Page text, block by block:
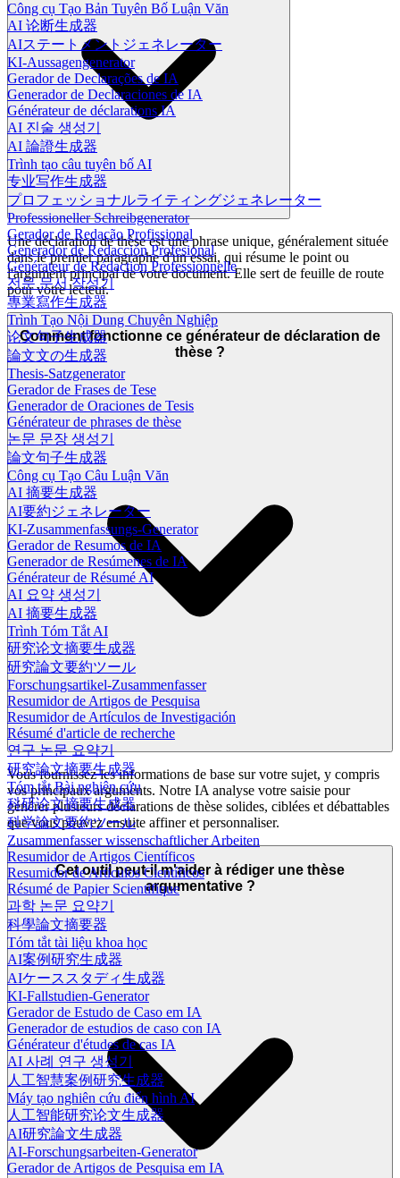
Công cụ Tạo Bản Tuyên Bố Luận Văn
AI 论断生成器
AIステートメントジェネレーター
KI-Aussagengenerator
Gerador de Declarações de IA
Generador de Declaraciones de IA
Générateur de déclarations IA
AI 진술 생성기
AI 論證生成器
Trình tạo câu tuyên bố AI
专业写作生成器
プロフェッショナルライティングジェネレーター
Professioneller Schreibgenerator
Gerador de Redação Profissional
Generador de Redacción Profesional
Générateur de Rédaction Professionnelle
전문 문서 작성기
專業寫作生成器
Trình Tạo Nội Dung Chuyên Nghiệp
论文句子生成器
論文文の生成器
Thesis-Satzgenerator
Gerador de Frases de Tese
Generador de Oraciones de Tesis
Générateur de phrases de thèse
논문 문장 생성기
論文句子生成器
Công cụ Tạo Câu Luận Văn
AI 摘要生成器
AI要約ジェネレーター
KI-Zusammenfassungs-Generator
Gerador de Resumos de IA
Generador de Resúmenes de IA
Générateur de Résumé AI
AI 요약 생성기
AI 摘要生成器
Trình Tóm Tắt AI
研究论文摘要生成器
研究論文要約ツール
Forschungsartikel-Zusammenfasser
Resumidor de Artigos de Pesquisa
Resumidor de Artículos de Investigación
Résumé d'article de recherche
연구 논문 요약기
研究論文摘要生成器
Tóm tắt Bài nghiên cứu
科研论文摘要生成器
科学論文要約ツール
Zusammenfasser wissenschaftlicher Arbeiten
Resumidor de Artigos Científicos
Resumidor de Artículos Científicos
Résumé de Papier Scientifique
과학 논문 요약기
科學論文摘要器
Tóm tắt tài liệu khoa học
AI案例研究生成器
AIケーススタディ生成器
KI-Fallstudien-Generator
Gerador de Estudo de Caso em IA
Generador de estudios de caso con IA
Générateur d'études de cas IA
AI 사례 연구 생성기
人工智慧案例研究生成器
Máy tạo nghiên cứu điển hình AI
人工智能研究论文生成器
AI研究論文生成器
AI-Forschungsarbeiten-Generator
Gerador de Artigos de Pesquisa em IA
Une déclaration de thèse est une phrase unique, généralement située
dans le premier paragraphe d'un essai, qui résume le point ou
l'argument principal de votre document. Elle sert de feuille de route
pour votre lecteur.
Comment fonctionne ce générateur de déclaration de
thèse ?
Vous fournissez les informations de base sur votre sujet, y compris
vos principaux arguments. Notre IA analyse votre saisie pour
générer plusieurs déclarations de thèse solides, ciblées et débattables
que vous pouvez ensuite affiner et personnaliser.
Cet outil peut-il m'aider à rédiger une thèse
argumentative ?